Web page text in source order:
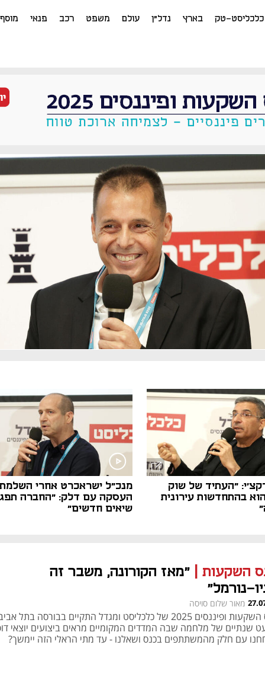
כלכליסט-טק בארץ נדל"ן עולם משפט רכב פנאי מוסף
"העתיד של שוק
בהתחדשות עירונית
מנכ"ל ישראכרט אחרי השלמת
העסקה עם דלק: "החברה
שיאים חדשים"
– the gateway to Tech
נפתח בכרטיסייה חדשה
You're NXT
נפתח בכרטיסייה חדשה
השקעות
"מאז הקורונה, משבר זה
נורמל"
מאור שלום סויסה
כנס השקעות ופיננסים 2025 של כלכליסט ומגדל התקיים בבורסה בתל
שנתיים של מלחמה שבה המדדים המקומיים מראים ביצועים יוצאי
עם חלק מהמשתתפים בכנס ושאלנו - עד מתי הראלי הזה יימשך?